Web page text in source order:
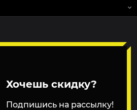
Хочешь скидку?
Подпишись на рассылку!